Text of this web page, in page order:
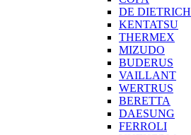
DE DIETRICH
KENTATSU
THERMEX
MIZUDO
BUDERUS
VAILLANT
WERTRUS
BERETTA
DAESUNG
FERROLI